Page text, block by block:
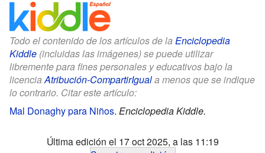
Todo el contenido de los artículos de la Enciclopedia
Kiddle (incluidas las imágenes) se puede utilizar
libremente para fines personales y educativos bajo la
licenciaAtribución-CompartirIguala menos que se indique
lo contrario. Citar este artículo:
Mal Donaghy para Niños. Enciclopedia Kiddle.
Última edición el 17 oct 2025, a las 11:19